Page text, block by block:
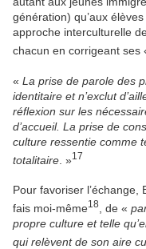
génération) qu’aux
approche interculturelle
chacun en corrigeant ses
« La prise de parole des
identitaire et n’exclut
réflexion sur les
d’accueil. La prise de
culture ressentie comme
totalitaire . »17
Pour favoriser
fais moi-même18 , de «
propre culture et telle
qui relèvent de son aire